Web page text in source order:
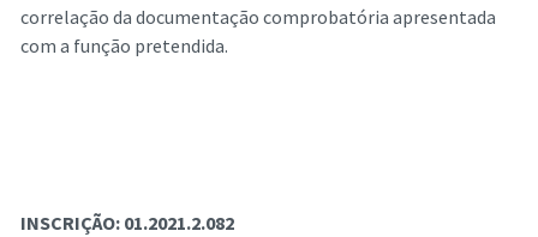
correlação da documentação comprobatória apresentada
com a função pretendida.
INSCRIÇÃO: 01.2021.2.082